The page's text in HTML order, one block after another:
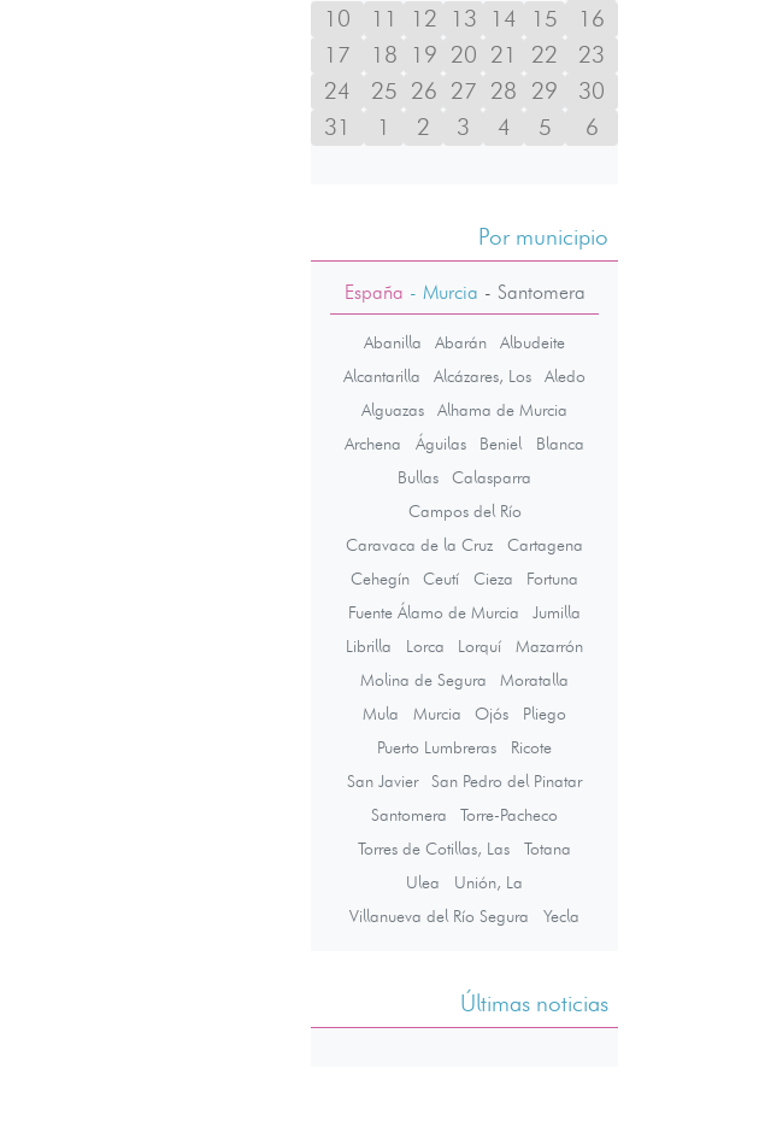
10
11 12 13 14 15
16
17
18 19 20 21 22
23
24
25 26 27 28 29
30
31
1 2 3 4 5 6
Por municipio
España - Murcia - Santomera
Abanilla Abarán
Albudeite
Alcantarilla
Alcázares, Los
Aledo
Alguazas
Alhama de Murcia
Archena
Águilas Beniel
Blanca
Bullas
Calasparra
Campos del Río
Caravaca de la Cruz
Cartagena
Cehegín
Ceutí Cieza
Fortuna
Fuente Álamo de Murcia
Jumilla
Librilla
Lorca Lorquí
Mazarrón
Molina de Segura
Moratalla
Mula
Murcia Ojós
Pliego
Puerto Lumbreras
Ricote
San Javier
San Pedro del Pinatar
Santomera
Torre-Pacheco
Torres de Cotillas, Las
Totana
Ulea
Unión, La
Villanueva del Río Segura
Yecla
Últimas noticias